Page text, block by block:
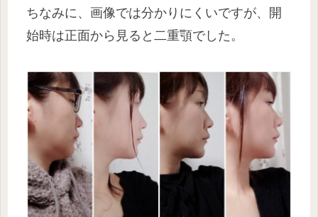
ちなみに、画像では分かりにくいですが、開
始時は正面から見ると二重顎でした。